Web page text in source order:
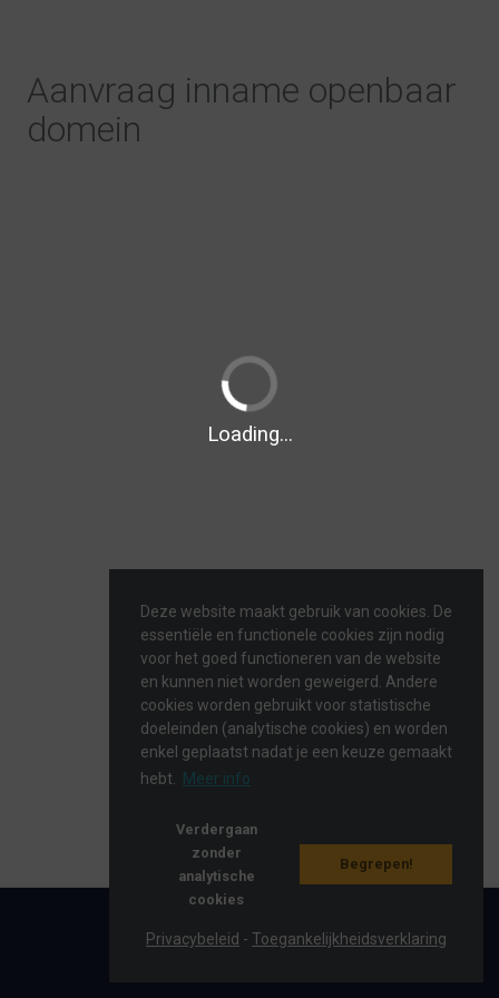
Deze website maakt gebruik van cookies. De
essentiële en functionele cookies zijn nodig
voor het goed functioneren van de website
en kunnen niet worden geweigerd. Andere
cookies worden gebruikt voor statistische
doeleinden (analytische cookies) en worden
enkel geplaatst nadat je een keuze gemaakt
hebt.
Meer info
Verdergaan
zonder
analytische
cookies
Begrepen!
Privacybeleid - Toegankelijkheidsverklaring
Aanvraag inname openbaar
domein
Loading...